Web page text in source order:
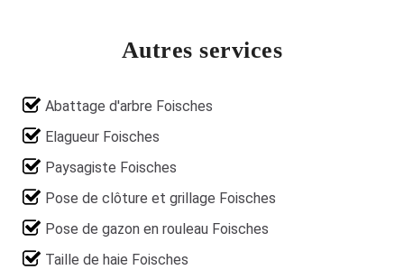
Autres services
Abattage d'arbre Foisches
Elagueur Foisches
Paysagiste Foisches
Pose de clôture et grillage Foisches
Pose de gazon en rouleau Foisches
Taille de haie Foisches